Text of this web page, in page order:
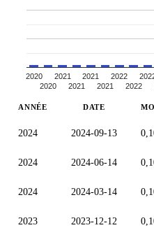
2020
2020
2021
2021
2021
2021
2022
2022
ANNÉE DATE
2024 2024-09-13
2024 2024-06-14
2024 2024-03-14
2023 2023-12-12